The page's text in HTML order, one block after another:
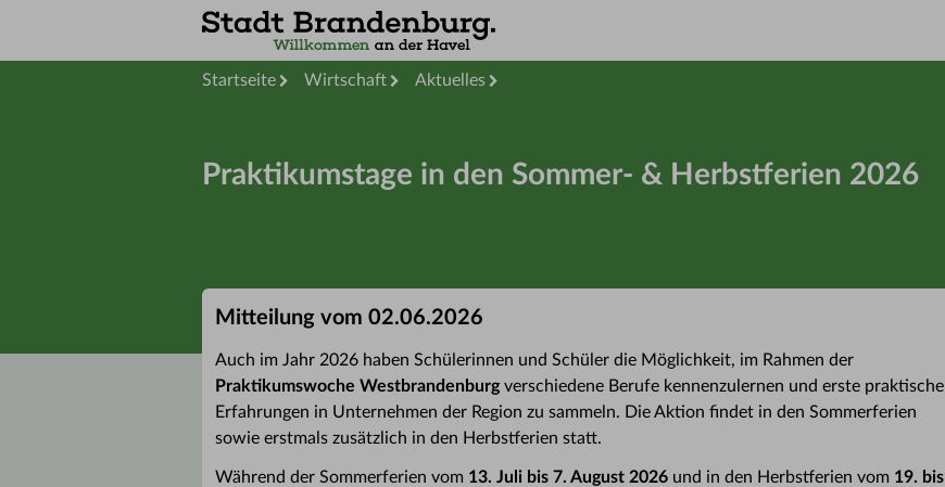
Startseite Wirtschaft Aktuelles
Praktikumstage in den Sommer- & Herbstferien 2026
Mitteilung vom 02.06.2026
Auch im Jahr 2026 haben Schülerinnen und Schüler die Möglichkeit, im Rahmen der
Praktikumswoche Westbrandenburgverschiedene Berufe kennenzulernen und erste praktische
Erfahrungen in Unternehmen der Region zu sammeln. Die Aktion findet in den Sommerferien
sowie erstmals zusätzlich in den Herbstferien statt.
Während der Sommerferien vom 13. Juli bis 7. August 2026 und in den Herbstferien vom 19. bis